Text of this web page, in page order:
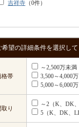
吉祥寺 （0件）
希望の詳細条件を選択し
格帯
～2,500万未満
3,500～4,000
5,000～6,000
取り
～2（K、DK
5（K、DK、